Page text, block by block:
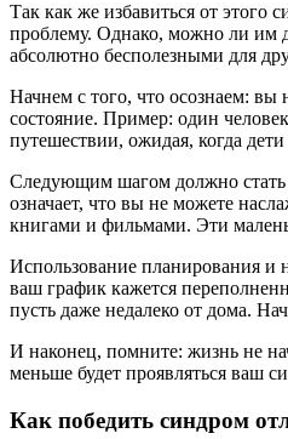
Так как же избавиться от
проблему. Однако, можно ли им
абсолютно бесполезными для
Начнем с того, что осознаем:
состояние. Пример: один
путешествии, ожидая, когда
Следующим шагом должно стать
означает, что вы не можете
книгами и фильмами. Эти
Использование планирования и
ваш график кажется
пусть даже недалеко от дома.
И наконец, помните: жизнь не
меньше будет проявляться ваш
Как победить синдром